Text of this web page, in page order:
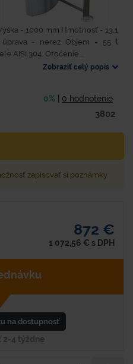
- 1000 mm Hmotnosť - 13,1
- nerez Objem - 55 l
AISI 304. Otočenie...
Zobraziť celý popis
0% 0 hodnotenie
3802
zapisovať si poznámky
872 €
1 072,56 € s DPH
na dostupnosť
2-4 týždne